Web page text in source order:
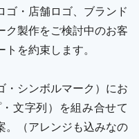
ゴ・店舗ロゴ、ブランド
ク製作をご検討中のお客
を約束します。
・シンボルマーク）にお
文字列）を組み合せて
。（アレンジも込みなの